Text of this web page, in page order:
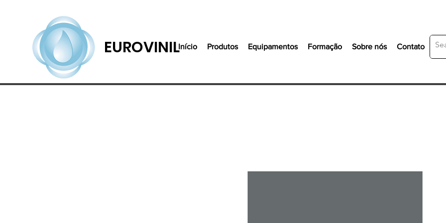
EUROVINILInício Produtos Equipamentos Formação Sobre nós Contato